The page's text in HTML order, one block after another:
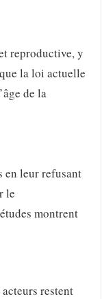
reproductive, y
la loi actuelle
de la
en leur refusant
le
montrent
restent